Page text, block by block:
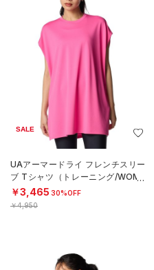
SALE
UAアーマードライ フレンチスリー
ブ Tシャツ（トレーニング/WOME
N）
￥3,465 30%OFF
￥4,950